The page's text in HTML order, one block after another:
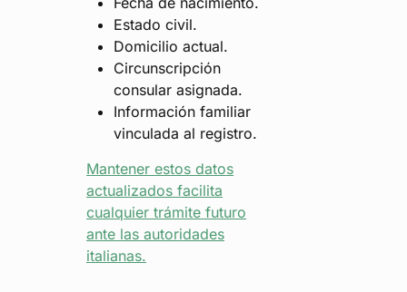
Estado civil.
Domicilio actual.
Circunscripción
consular asignada.
Información familiar
vinculada al registro.
Mantener estos datos
actualizados facilita
cualquier trámite futuro
ante las autoridades
italianas.